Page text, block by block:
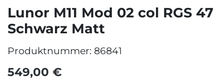
Lunor M11 Mod 02 col RGS 47
Schwarz Matt
Produktnummer: 86841
549,00 €